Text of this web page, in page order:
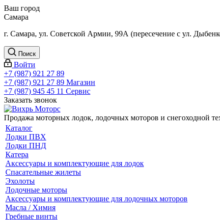
Ваш город
Самара
г. Самара, ул. Советской Армии, 99А (пересечение с ул.
Поиск
Войти
+7 (987) 921 27 89
+7 (987) 921 27 89 Магазин
+7 (987) 945 45 11 Сервис
Заказать звонок
Продажа моторных лодок, лодочных моторов и снегоходной
Каталог
Лодки ПВХ
Лодки ПНД
Катера
Аксессуары и комплектующие для лодок
Спасательные жилеты
Эхолоты
Лодочные моторы
Аксессуары и комплектующие для лодочных моторов
Масла / Химия
Гребные винты